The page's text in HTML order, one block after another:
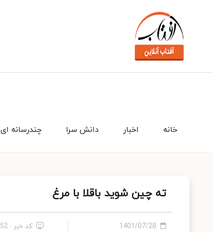
چندرسانه ای دانش سرا اخبار خانه
ته چین شوید باقلا با مرغ
1401/07/28 کد خبر : 14152